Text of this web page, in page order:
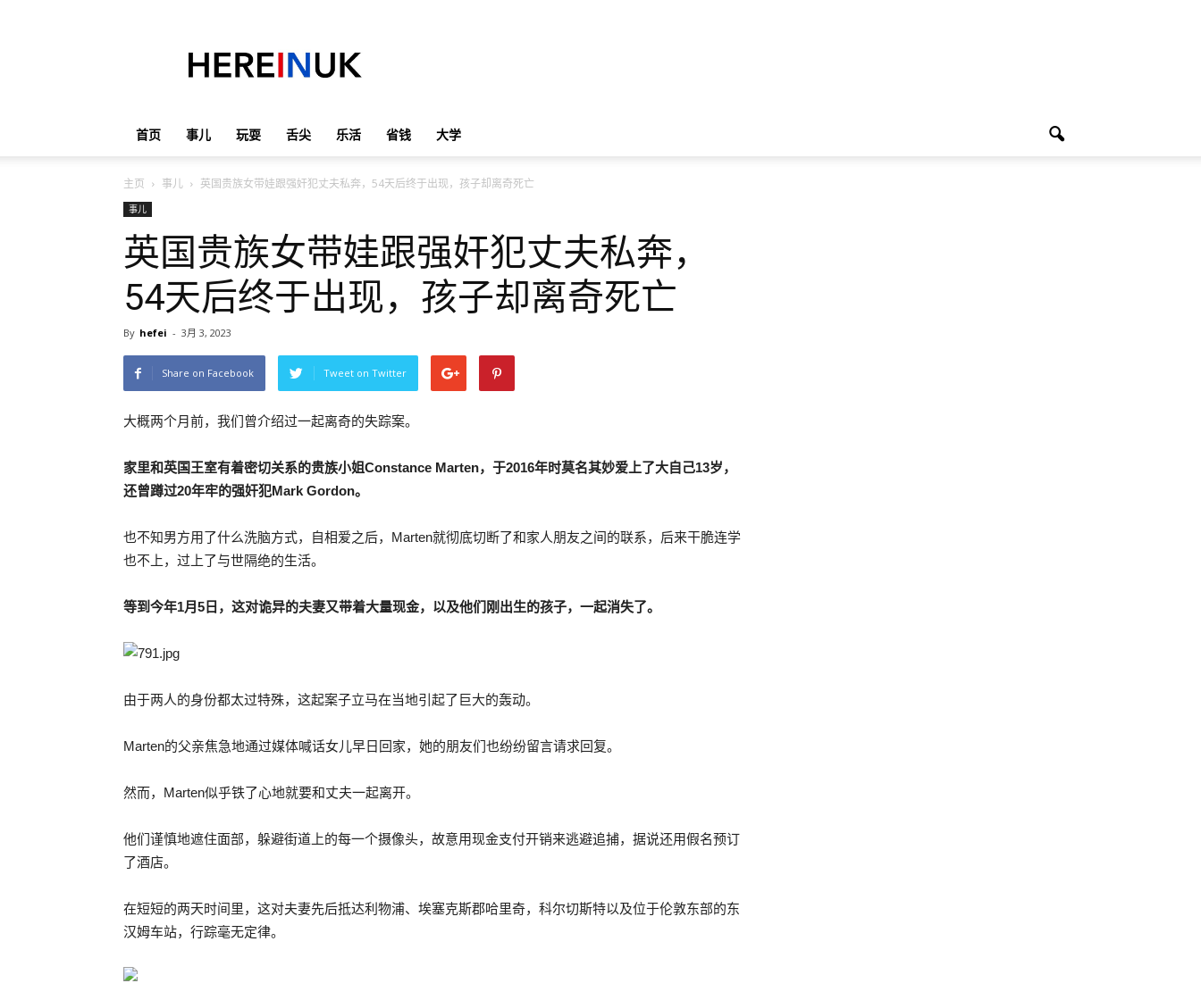
首页 事儿 玩耍 舌尖 乐活 省钱 大学
主页 事儿 英国贵族女带娃跟强奸犯丈夫私奔，54天后终于出现，孩子却离奇死亡
事儿
英国贵族女带娃跟强奸犯丈夫私奔，
54天后终于出现，孩子却离奇死亡
By hefei - 3月 3, 2023
Share on Facebook Tweet on Twitter
大概两个月前，我们曾介绍过一起离奇的失踪案。
家里和英国王室有着密切关系的贵族小姐Constance Marten，于2016年时莫名其妙爱上了大自己13岁，
还曾蹲过20年牢的强奸犯Mark Gordon。
也不知男方用了什么洗脑方式，自相爱之后，Marten就彻底切断了和家人朋友之间的联系，后来干脆连学
也不上，过上了与世隔绝的生活。
等到今年1月5 日，这对诡异的夫妻又带着大量现金，以及他们刚出生的孩子，一起消失了。
由于两人的身份都太过特殊，这起案子立马在当地引起了巨大的轰动。
Marten的父亲焦急地通过媒体喊话女儿早日回家，她的朋友们也纷纷留言请求回复。
然而，Marten似乎铁了心地就要和丈夫一起离开。
他们谨慎地遮住面部，躲避街道上的每一个摄像头，故意用现金支付开销来逃避追捕，据说还用假名预订
了酒店。
在短短的两天时间里，这对夫妻先后抵达利物浦、埃塞克斯郡哈里奇，科尔切斯特以及位于伦敦东部的东
汉姆车站，行踪毫无定律。